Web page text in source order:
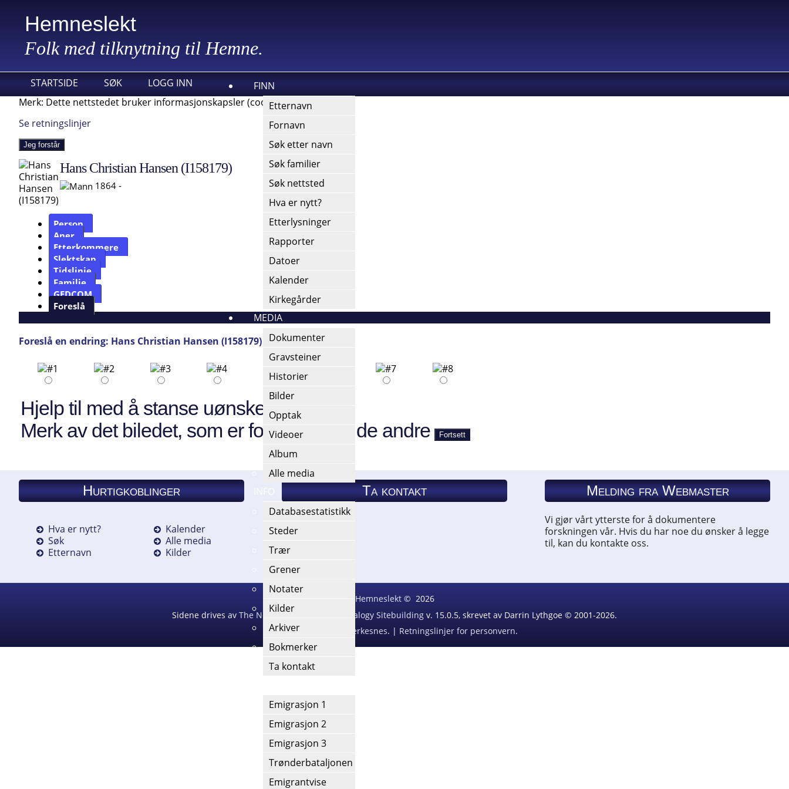
Hemneslekt
Folk med tilknytning til Hemne.
STARTSIDE SØK LOGG INN
FINN
Etternavn
Fornavn
Søk etter navn
Søk familier
Søk nettsted
Hva er nytt?
Etterlysninger
Rapporter
Datoer
Kalender
Kirkegårder
MEDIA
Dokumenter
Gravsteiner
Historier
Bilder
Opptak
Videoer
Album
Alle media
Databasestatistikk
Steder
Trær
Grener
Notater
Kilder
Arkiver
Bokmerker
Ta kontakt
Emigrasjon 1
Emigrasjon 2
Emigrasjon 3
Trønderbataljonen
Emigrantvise
Merk: Dette nettstedet bruker informasjonskapsler (cookies).
Se retningslinjer
Jeg forstår
Hans Christian Hansen (I158179)
1864 -
Person
Aner
Etterkommere
Slektskap
Tidslinje
Familie
GEDCOM
Foreslå
Foreslå en endring: Hans Christian Hansen (I158179)
Hjelp til med å stanse uønsket e-post.
Merk av det biledet, som er forskjellig fra de andre
Hurtigkoblinger
Hva er nytt?
Søk
Etternavn
Kalender
Alle media
Kilder
Ta kontakt
Etternavnliste
Melding fra Webmaster
Vi gjør vårt ytterste for å dokumentere
forskningen vår. Hvis du har noe du ønsker å legge
til, kan du kontakte oss.
Hemneslekt© 2026
Sidene drives av The Next Generation of Genealogy Sitebuilding v. 15.0.5, skrevet av Darrin Lythgoe © 2001-2026.
Redigert av
Agnar Merkesnes. | Retningslinjer for personvern.